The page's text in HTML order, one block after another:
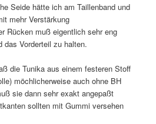
Seide hätte ich am Taillenband und
mehr Verstärkung
Rücken muß eigentlich sehr eng
Vorderteil zu halten.
die Tunika aus einem festeren Stoff
möchlicherweise auch ohne BH
sie dann sehr exakt angepaßt
sollten mit Gummi versehen